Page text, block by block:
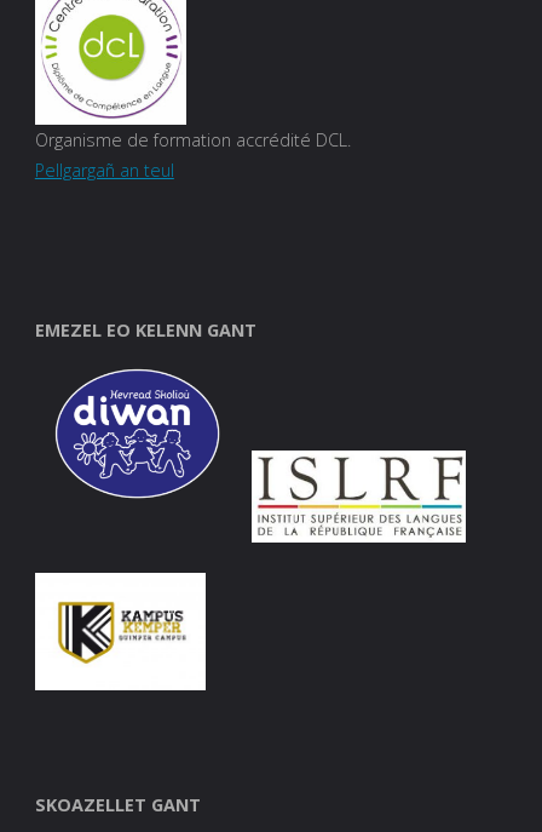
Organisme de formation accrédité DCL.
Pellgargañ an teul
EMEZEL EO KELENN GANT
SKOAZELLET GANT